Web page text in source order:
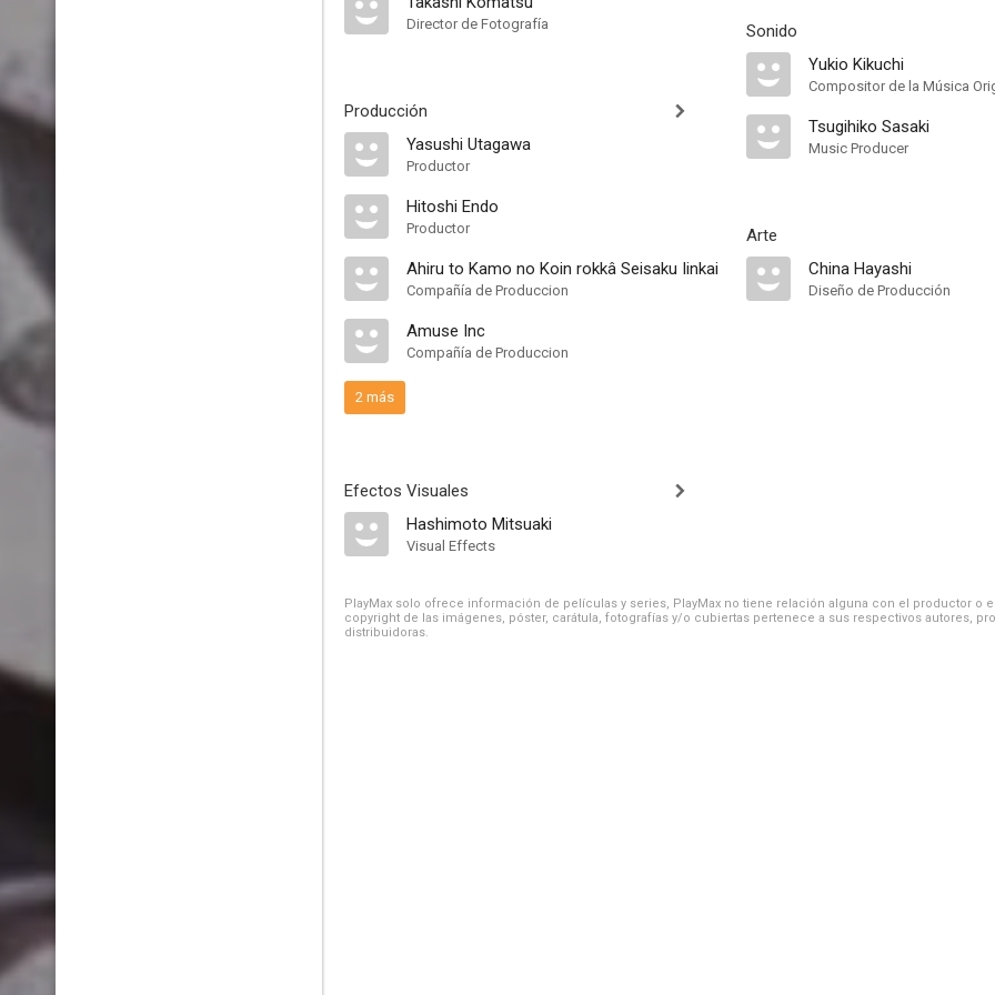
Director de Fotografía
Producción
Yasushi Utagawa
Productor
Hitoshi Endo
Productor
Ahiru to Kamo no Koin rokkâ Seisaku Iinkai
Compañía de Produccion
Amuse Inc
Compañía de Produccion
2 más
Efectos Visuales
Hashimoto Mitsuaki
Visual Effects
Sonido
Yukio Kikuchi
Compositor de la Música
Tsugihiko Sasaki
Music Producer
Arte
China Hayashi
Diseño de Producción
PlayMax solo ofrece información de películas y series, PlayMax no tiene relación alguna con el productor o
copyright de las imágenes, póster, carátula, fotografías y/o cubiertas pertenece a sus respectivos autores,
distribuidoras.